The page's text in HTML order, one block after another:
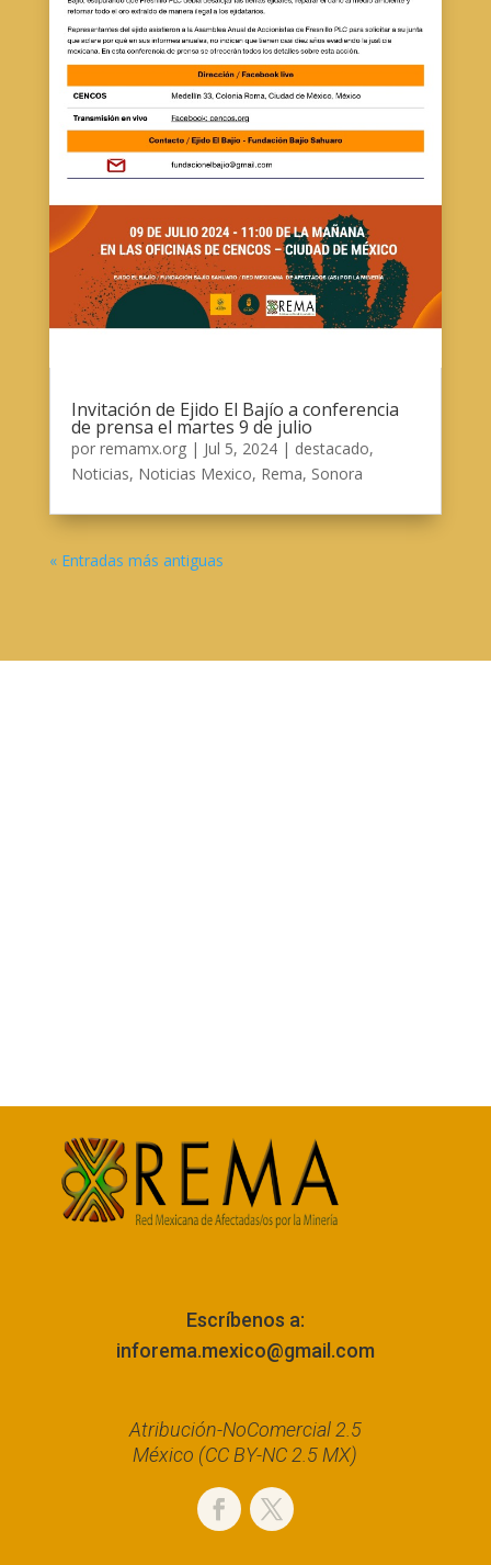
Invitación de Ejido El Bajío a conferencia
de prensa el martes 9 de julio
por remamx.org| Jul 5, 2024| destacado,
Noticias, Noticias Mexico, Rema, Sonora
« Entradas más antiguas
Escríbenos a:
inforema.mexico@gmail.com
Atribución-NoComercial 2.5
México (CC BY-NC 2.5 MX)